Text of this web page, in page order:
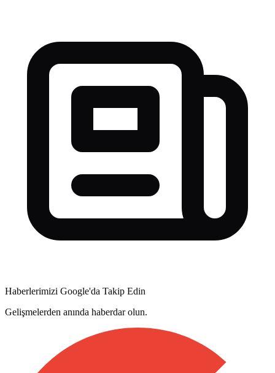
Haberlerimizi Google'da Takip Edin
Gelişmelerden anında haberdar olun.